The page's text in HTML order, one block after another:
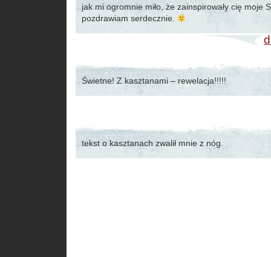
jak mi ogromnie miło, że zainspirowały cię moje
pozdrawiam serdecznie.
Świetne! Z kasztanami – rewelacja!!!!!
tekst o kasztanach zwalił mnie z nóg.